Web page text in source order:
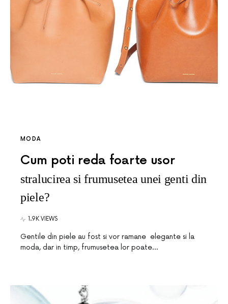
MODA
Cum poti reda foarte usor
stralucirea si frumusetea unei genti din
piele?
1.9K VIEWS
Gentile din piele au fost si vor ramane elegante si la
moda, dar in timp, frumusetea lor poate…